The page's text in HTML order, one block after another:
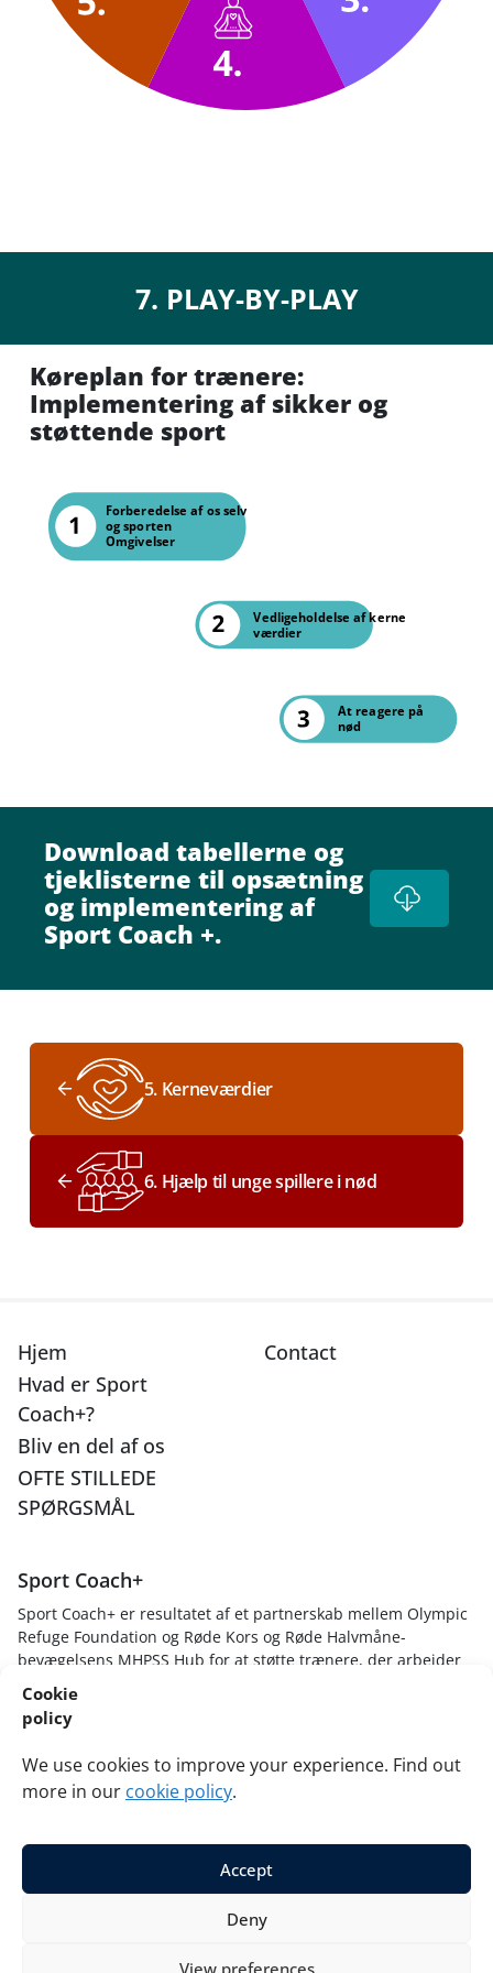
Cookie
policy
We use cookies to improve your experience. Find out
more in our cookie policy.
Accept
Deny
View preferences
7. PLAY-BY-PLAY
Køreplan for trænere:
Implementering af sikker og
støttende sport
Forberedelse af os selv
og sporten
Omgivelser
Vedligeholdelse af kerne
værdier
At reagere på
nød
Download tabellerne og
tjeklisterne til opsætning
og implementering af
Sport Coach +.
5. Kerneværdier
6. Hjælp til unge spillere i nød
Hjem
Hvad er Sport
Coach+?
Bliv en del af os
OFTE STILLEDE
SPØRGSMÅL
Contact
Sport Coach+
Sport Coach+ er resultatet af et partnerskab mellem Olympic
Refuge Foundation og Røde Kors og Røde Halvmåne-
bevægelsens MHPSS Hub for at støtte trænere, der arbejder
med unge (10-24 år), som er berørt af fordrivelse. Målet er at
give sportstrænere færdigheder, viden og teknikker til at
forstå, hvordan stressende oplevelser påvirker unge spillere,
skabe sikre og støttende sportsmiljøer og reagere på unge
med en traumeinformeret og helende tilgang.
Olympic Refuge Foundation. All rights reserved.